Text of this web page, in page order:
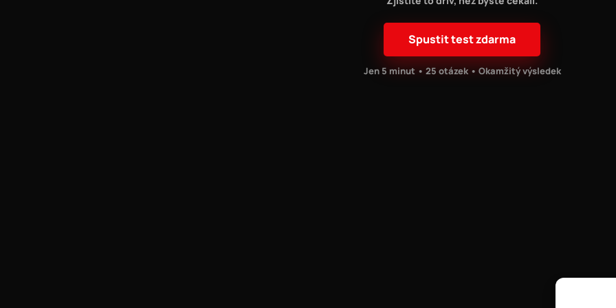
Spustit test zdarma
Jen 5 minut • 25 otázek • Okamžitý výsledek